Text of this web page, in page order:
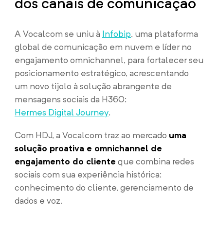
A Vocalcom se uniu à Infobip, uma plataforma
global de comunicação em nuvem e líder no
engajamento omnichannel, para fortalecer seu
posicionamento estratégico, acrescentando
um novo tijolo à solução abrangente de
mensagens sociais da H360:
Hermes Digital Journey.
Com HDJ, a Vocalcom traz ao mercado uma
solução proativa e omnichannel de
engajamento do cliente que combina redes
sociais com sua experiência histórica:
conhecimento do cliente, gerenciamento de
dados e voz.